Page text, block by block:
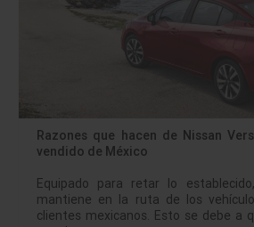
Razones que hacen de Nissan
vendido de México
Equipado para retar lo
mantiene en la ruta de los
clientes mexicanos. Esto se debe a